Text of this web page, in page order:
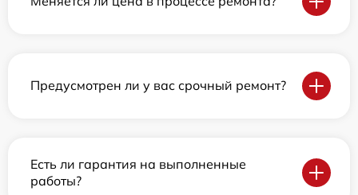
Предусмотрен ли у вас срочный ремонт?
Есть ли гарантия на выполненные
работы?